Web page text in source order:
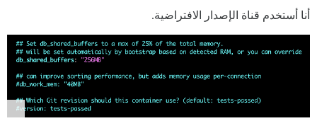
أنا أستخدم قناة الإصدار الافتراضية.